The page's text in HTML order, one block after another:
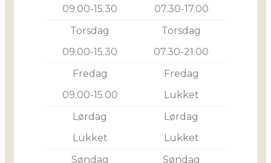
09.00-15.30
Torsdag
09.00-15.30
Fredag
09.00-15.00
Lørdag
Lukket
Søndag
07.30-17.00
Torsdag
07.30-21.00
Fredag
Lukket
Lørdag
Lukket
Søndag